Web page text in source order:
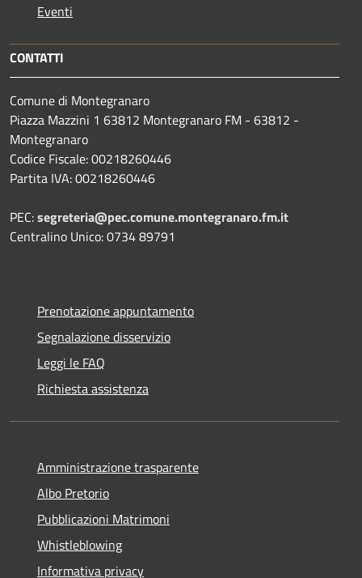
Eventi
CONTATTI
Comune di Montegranaro
Piazza Mazzini 1 63812 Montegranaro FM - 63812 -
Montegranaro
Codice Fiscale: 00218260446
Partita IVA: 00218260446
PEC:segreteria@pec.comune.montegranaro.fm.it
Centralino Unico: 0734 89791
Prenotazione appuntamento
Segnalazione disservizio
Leggi le FAQ
Richiesta assistenza
Amministrazione trasparente
Albo Pretorio
Pubblicazioni Matrimoni
Whistleblowing
Informativa privacy